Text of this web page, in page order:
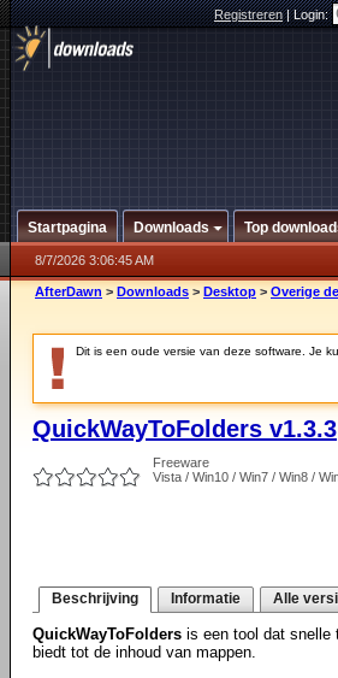
Registreren|Login:
Startpagina Downloads Top
8/7/2026 3:06:45 AM
AfterDawn > Downloads > Desktop > Overige
Dit is een oude versie van deze software. Je
QuickWayToFolders v1.3.3
Freeware
Vista / Win10 / Win7 / Win8 /
Beschrijving Informatie Alle
QuickWayToFolders is een tool dat snelle
biedt tot de inhoud van mappen.